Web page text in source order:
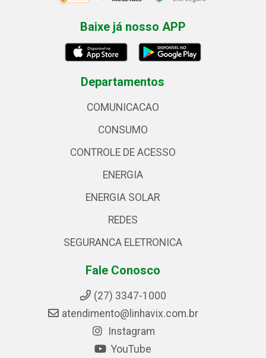
Baixe já nosso APP
Departamentos
COMUNICACAO
CONSUMO
CONTROLE DE ACESSO
ENERGIA
ENERGIA SOLAR
REDES
SEGURANCA ELETRONICA
Fale Conosco
(27) 3347-1000
atendimento@linhavix.com.br
Instagram
YouTube